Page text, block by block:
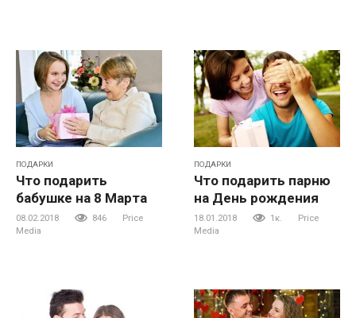
ПОДАРКИ
Что подарить
бабушке на 8 Марта
08.02.2018 846
Price
Media
ПОДАРКИ
Что подарить парню
на День рождения
18.01.2018 1к.
Price
Media